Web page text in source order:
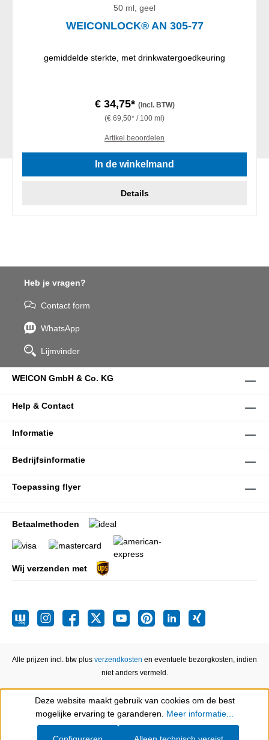
50 ml, geel
WEICONLOCK® AN 305-77
gemiddelde sterkte, met drinkwatergoedkeuring
€ 34,75* (incl. BTW)
(€ 69,50* / 100 ml)
Artikel beoordelen
In de winkelmand
Details
Heb je vragen?
Contact form
WhatsApp
Lijmvinder
WEICON GmbH & Co. KG
Help & Contact
Informatie
Bedrijfsinformatie
Toepassing flyer
Betaalmethoden
Wij verzenden met
Alle prijzen incl. btw plus verzendkosten en eventuele bezorgkosten, indien
niet anders vermeld.
Show toolbar
Deze website maakt gebruik van cookies om de best
mogelijke ervaring te garanderen. Meer informatie...